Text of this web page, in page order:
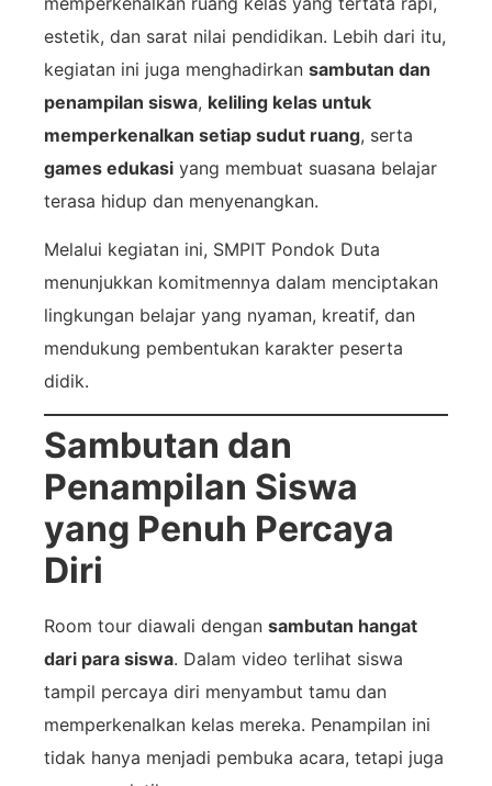
estetik, dan sarat nilai pendidikan. Lebih dari itu,
kegiatan ini juga menghadirkan sambutan dan
penampilan siswa, keliling kelas untuk
memperkenalkan setiap sudut ruang, serta
games edukasi yang membuat suasana belajar
terasa hidup dan menyenangkan.
Melalui kegiatan ini, SMPIT Pondok Duta
menunjukkan komitmennya dalam menciptakan
lingkungan belajar yang nyaman, kreatif, dan
mendukung pembentukan karakter peserta
didik.
Sambutan dan
Penampilan Siswa
yang Penuh Percaya
Diri
Room tour diawali dengan sambutan hangat
dari para siswa. Dalam video terlihat siswa
tampil percaya diri menyambut tamu dan
memperkenalkan kelas mereka. Penampilan ini
tidak hanya menjadi pembuka acara, tetapi juga